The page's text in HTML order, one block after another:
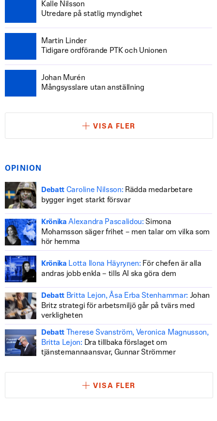
Kalle Nilsson
Utredare på statlig myndighet
Martin Linder
Tidigare ordförande PTK och Unionen
Johan Murén
Mångsysslare utan anställning
VISA FLER
OPINION
Debatt Caroline Nilsson: Rädda medarbetare
bygger inget starkt försvar
Krönika Alexandra Pascalidou: Simona
Mohamsson säger frihet – men talar om vilka som
hör hemma
Krönika Lotta Ilona Häyrynen: För chefen är alla
andras jobb enkla – tills AI ska göra dem
Debatt Britta Lejon, Åsa Erba Stenhammar: Johan
Britz strategi för arbetsmiljö går på tvärs med
verkligheten
Debatt
Therese Svanström, Veronica Magnusson,
Britta Lejon: Dra tillbaka förslaget om
tjänstemannaansvar, Gunnar Strömmer
VISA FLER